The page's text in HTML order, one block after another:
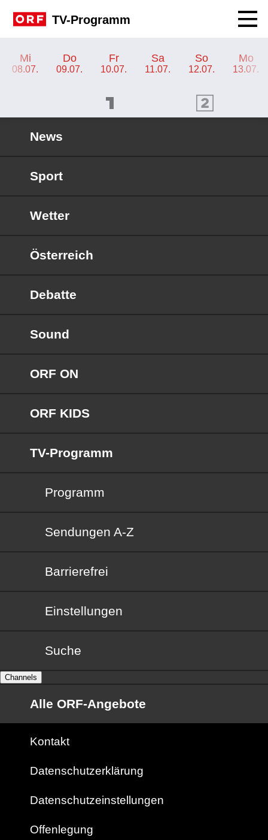
TV-Programm
Mi
08.07.
Do
09.07.
Fr
10.07.
Sa
11.07.
So
12.07.
Mo
13.07.
ORF 2 Programm
News
Sport
Wetter
Österreich
Debatte
Sound
ORF ON
ORF KIDS
TV-Programm
Programm
Sendungen von A bis Z
Sendungen A-Z
Barrierefrei
Barrierefrei
Einstellungen
Suche
Channels
Alle ORF-Angebote
Kontakt
Datenschutzerklärung
Datenschutzeinstellungen
Offenlegung